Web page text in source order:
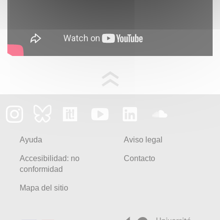
Ayuda
Accesibilidad: no
conformidad
Mapa del sitio
Aviso legal
Contacto